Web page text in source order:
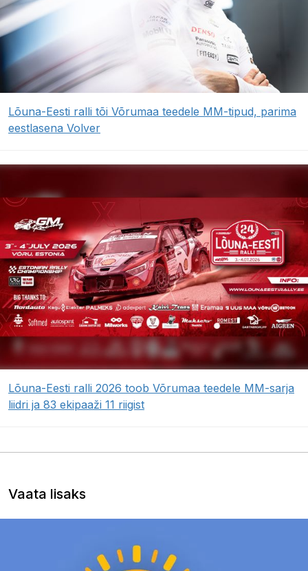
Lõuna-Eesti ralli tõi Võrumaa teedele MM-tipud, parima
eestlasena Volver
Lõuna-Eesti ralli 2026 toob Võrumaa teedele MM-sarja
liidri ja 83 ekipaaži 11 riigist
Vaata lisaks